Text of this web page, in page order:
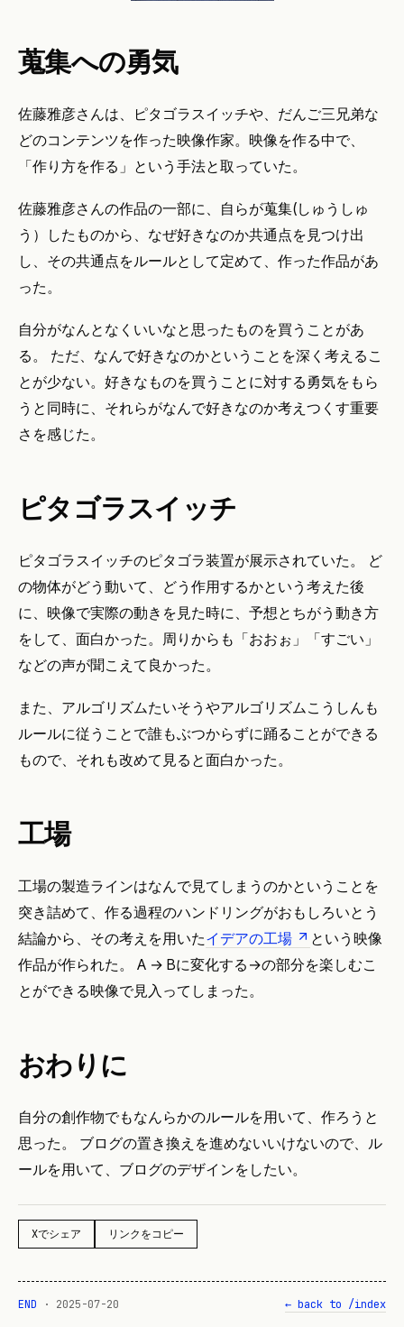
蒐集への勇気
佐藤雅彦さんは、ピタゴラスイッチや、だんご三兄弟な
どのコンテンツを作った映像作家。映像を作る中で、
「作り方を作る」という手法と取っていた。
佐藤雅彦さんの作品の一部に、自らが蒐集(しゅうしゅ
う）したものから、なぜ好きなのか共通点を見つけ出
し、その共通点をルールとして定めて、作った作品があ
った。
自分がなんとなくいいなと思ったものを買うことがあ
る。 ただ、なんで好きなのかということを深く考えるこ
とが少ない。好きなものを買うことに対する勇気をもら
うと同時に、それらがなんで好きなのか考えつくす重要
さを感じた。
ピタゴラスイッチ
ピタゴラスイッチのピタゴラ装置が展示されていた。 ど
の物体がどう動いて、どう作用するかという考えた後
に、映像で実際の動きを見た時に、予想とちがう動き方
をして、面白かった。周りからも「おおぉ」「すごい」
などの声が聞こえて良かった。
また、アルゴリズムたいそうやアルゴリズムこうしんも
ルールに従うことで誰もぶつからずに踊ることができる
もので、それも改めて見ると面白かった。
工場
工場の製造ラインはなんで見てしまうのかということを
突き詰めて、作る過程のハンドリングがおもしろいとう
結論から、その考えを用いたイデアの工場
という映像
作品が作られた。 A → Bに変化する→の部分を楽しむこ
とができる映像で見入ってしまった。
おわりに
自分の創作物でもなんらかのルールを用いて、作ろうと
思った。 ブログの置き換えを進めないいけないので、ル
ールを用いて、ブログのデザインをしたい。
Xでシェア リンクをコピー
END · 2025-07-20 ← back to /index